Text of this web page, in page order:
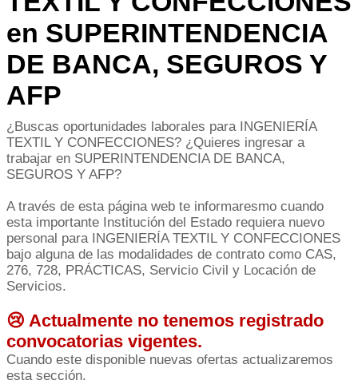
en SUPERINTENDENCIA
DE BANCA, SEGUROS Y
AFP
¿Buscas oportunidades laborales para INGENIERÍA
TEXTIL Y CONFECCIONES? ¿Quieres ingresar a
trabajar en SUPERINTENDENCIA DE BANCA,
SEGUROS Y AFP?
A través de esta página web te informaresmo cuando
esta importante Institución del Estado requiera nuevo
personal para INGENIERÍA TEXTIL Y CONFECCIONES
bajo alguna de las modalidades de contrato como CAS,
276, 728, PRÁCTICAS, Servicio Civil y Locación de
Servicios.
😢 Actualmente no tenemos registrado
convocatorias vigentes.
Cuando este disponible nuevas ofertas actualizaremos
esta sección.